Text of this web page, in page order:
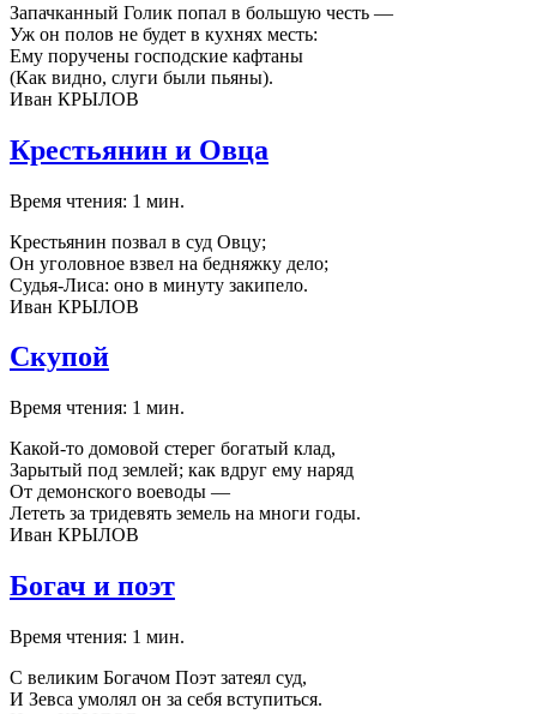
Запачканный Голик попал в большую честь —
Уж он полов не будет в кухнях месть:
Ему поручены господские кафтаны
(Как видно, слуги были пьяны).
Иван КРЫЛОВ
Крестьянин и Овца
Время чтения: 1 мин.
Крестьянин позвал в суд Овцу;
Он уголовное взвел на бедняжку дело;
Судья-Лиса: оно в минуту закипело.
Иван КРЫЛОВ
Скупой
Время чтения: 1 мин.
Какой-то домовой стерег богатый клад,
Зарытый под землей; как вдруг ему наряд
От демонского воеводы —
Лететь за тридевять земель на многи годы.
Иван КРЫЛОВ
Богач и поэт
Время чтения: 1 мин.
С великим Богачом Поэт затеял суд,
И Зевса умолял он за себя вступиться.